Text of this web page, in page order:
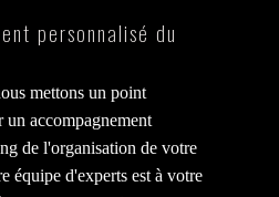
personnalisé du
mettons un point
accompagnement
de l'organisation de votre
équipe d'experts est à votre